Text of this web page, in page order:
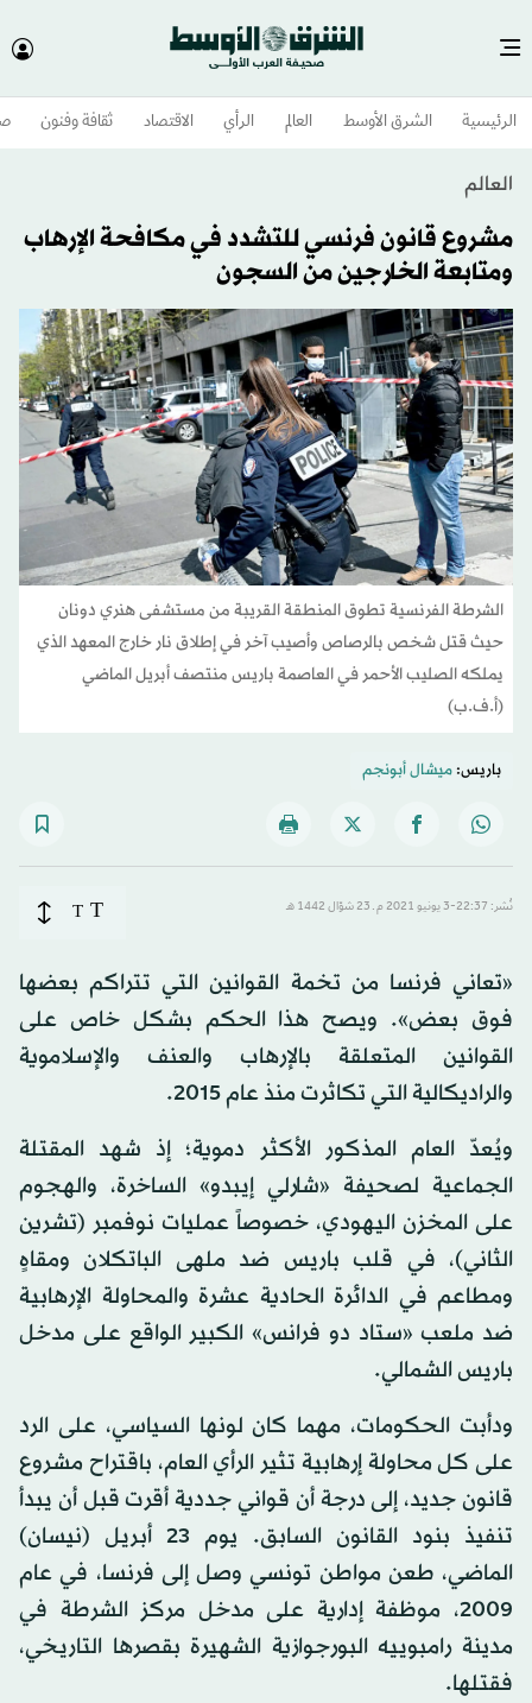
الرئيسية الشرق الأوسط​ العالم الرأي الاقتصاد ثقافة وفنون
العالم
مشروع قانون فرنسي للتشدد في مكافحة الإرهاب
ومتابعة الخارجين من السجون
الشرطة الفرنسية تطوق المنطقة القريبة من مستشفى هنري دونان
حيث قتل شخص بالرصاص وأصيب آخر في إطلاق نار خارج المعهد الذي
يملكه الصليب الأحمر في العاصمة باريس منتصف أبريل الماضي
(أ.ف.ب)
باريس:ميشال أبونجم
نُشر: 22:37-3 يونيو 2021 م ـ 23 شوّال 1442 هـ T
T
«تعاني فرنسا من تخمة القوانين التي تتراكم بعضها
فوق بعض». ويصح هذا الحكم بشكل خاص على
القوانين المتعلقة بالإرهاب والعنف والإسلاموية
والراديكالية التي تكاثرت منذ عام 2015.
ويُعدّ العام المذكور الأكثر دموية؛ إذ شهد المقتلة
الجماعية لصحيفة «شارلي إيبدو» الساخرة، والهجوم
على المخزن اليهودي، خصوصاً عمليات نوفمبر (تشرين
الثاني)، في قلب باريس ضد ملهى الباتكلان ومقاهٍ
ومطاعم في الدائرة الحادية عشرة والمحاولة الإرهابية
ضد ملعب «ستاد دو فرانس» الكبير الواقع على مدخل
باريس الشمالي.
ودأبت الحكومات، مهما كان لونها السياسي، على الرد
على كل محاولة إرهابية تثير الرأي العام، باقتراح مشروع
قانون جديد، إلى درجة أن قواني جددية أقرت قبل أن يبدأ
تنفيذ بنود القانون السابق. يوم 23 أبريل (نيسان)
الماضي، طعن مواطن تونسي وصل إلى فرنسا، في عام
2009، موظفة إدارية على مدخل مركز الشرطة في
مدينة رامبوييه البورجوازية الشهيرة بقصرها التاريخي،
فقتلها.